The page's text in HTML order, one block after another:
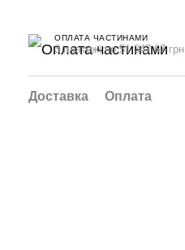
ОПЛАТА ЧАСТИНАМИ
3 платежі по 51 347.67 грн
Доставка Оплата